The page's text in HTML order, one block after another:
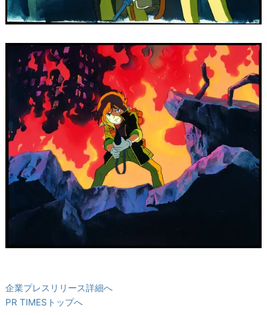
企業プレスリリース詳細へ
PR TIMESトップへ